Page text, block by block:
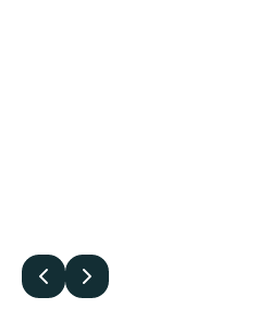
Edellinen
Seuraava